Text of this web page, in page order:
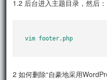
1.2 后台进入主题目录，然后：
vim footer.php
2 如何删除“自豪地采用